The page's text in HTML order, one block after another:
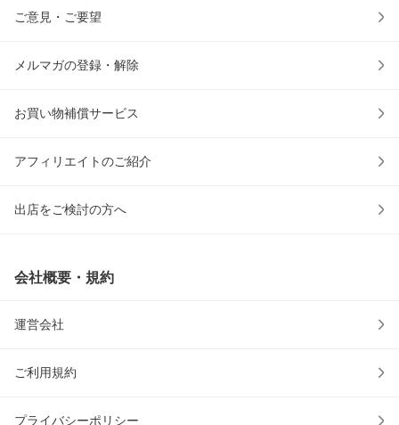
ご意見・ご要望
メルマガの登録・解除
お買い物補償サービス
アフィリエイトのご紹介
出店をご検討の方へ
会社概要・規約
運営会社
ご利用規約
プライバシーポリシー